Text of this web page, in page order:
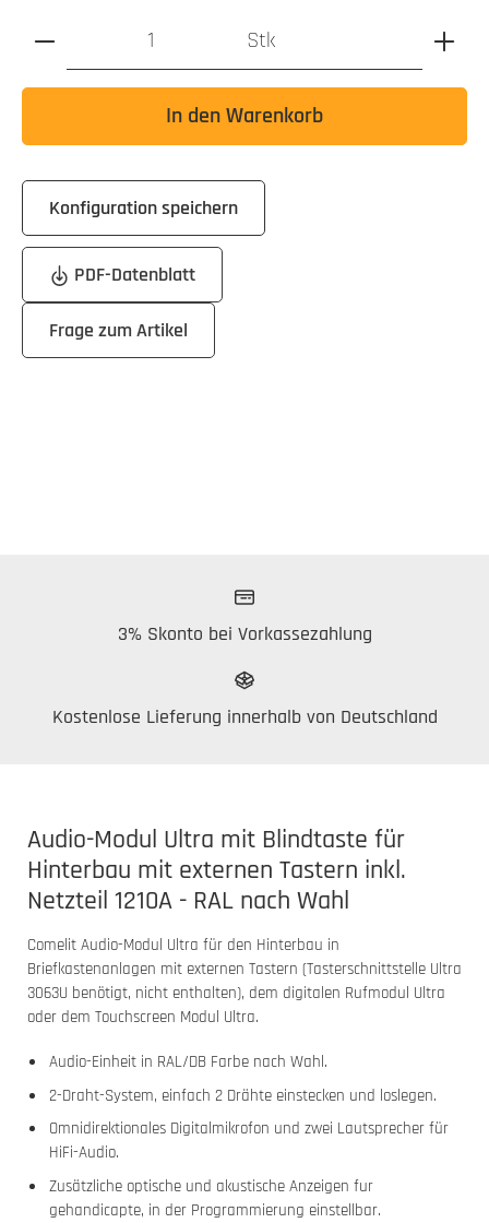
Produkt Anzahl: Gib den gewünschten Wert ein oder
Stk
In den Warenkorb
Konfiguration speichern
PDF-Datenblatt
Frage zum Artikel
3% Skonto bei Vorkassezahlung
Kostenlose Lieferung innerhalb von Deutschland
Audio-Modul Ultra mit Blindtaste für
Hinterbau mit externen Tastern inkl.
Netzteil 1210A - RAL nach Wahl
Comelit Audio-Modul Ultra für den Hinterbau in
Briefkastenanlagen mit externen Tastern (Tasterschnittstelle Ultra
3063U benötigt, nicht enthalten), dem digitalen Rufmodul Ultra
oder dem Touchscreen Modul Ultra.
Audio-Einheit in RAL/DB Farbe nach Wahl.
2-Draht-System, einfach 2 Drähte einstecken und loslegen.
Omnidirektionales Digitalmikrofon und zwei Lautsprecher für
HiFi-Audio.
Zusätzliche optische und akustische Anzeigen fur
gehandicapte, in der Programmierung einstellbar.